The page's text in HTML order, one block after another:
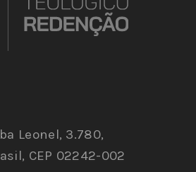
Leonel, 3.780,
CEP 02242-002